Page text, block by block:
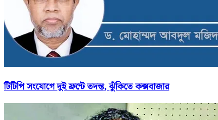
টিটিপি সংযোগে দুই ফ্রন্টে তদন্ত, ঝুঁকিতে কক্সবাজার